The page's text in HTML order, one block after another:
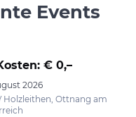
Events
€ 0,–
2026
Holzleithen, Ottnang am